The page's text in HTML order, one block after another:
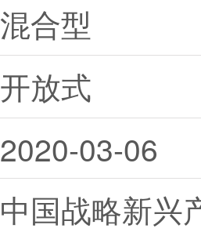
混合型
开放式
2020-03-06
中国战略新兴